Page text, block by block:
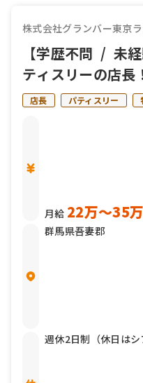
株式会社グランバー東京
【学歴不問 / 未
ティスリーの店長
店長 パティスリー
月給 22万〜35万
群馬県吾妻郡
週休2日制（休日は